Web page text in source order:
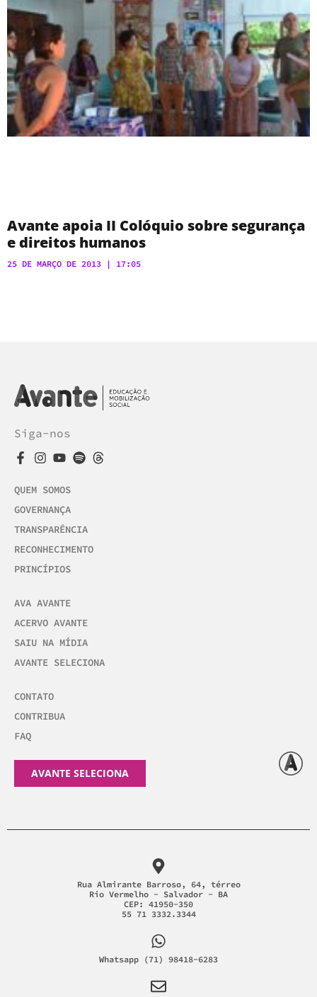
Avante apoia II Colóquio sobre segurança
e direitos humanos
25 DE MARÇO DE 2013 17:05
Siga-nos
QUEM SOMOS
GOVERNANÇA
TRANSPARÊNCIA
RECONHECIMENTO
PRINCÍPIOS
AVA AVANTE
ACERVO AVANTE
SAIU NA MÍDIA
AVANTE SELECIONA
CONTATO
CONTRIBUA
FAQ
AVANTE SELECIONA
Rua Almirante Barroso, 64, térreo
Rio Vermelho - Salvador - BA
CEP: 41950-350
55 71 3332.3344
Whatsapp (71) 98418-6283